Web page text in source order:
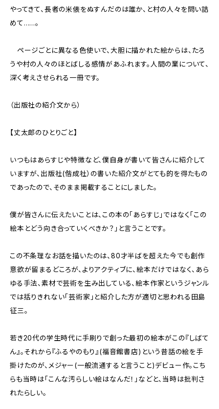
やってきて、長者の米俵をぬすんだのは誰か、と村の人々を問い詰
めて……。
ページごとに異なる色使いで、大胆に描かれた絵からは、たろ
うや村の人々のほとばしる感情があふれます。人間の業について、
深く考えさせられる一冊です。
（出版社の紹介文から）
【丈太郎のひとりごと】
いつもはあらすじや特徴など、僕自身が書いて皆さんに紹介して
いますが、出版社(偕成社）の書いた紹介文がとても的を得たもの
であったので、そのまま掲載することにしました。
僕が皆さんに伝えたいことは、この本の「あらすじ」ではなく「この
絵本とどう向き合っていくべきか？」と言うことです。
この不条理なお話を描いたのは、80才半ばを超えた今でも創作
意欲が留まるどころが、よりアクティブに、絵本だけではなく、あら
ゆる手法、素材で芸術を生み出している、絵本作家というジャンル
では括りきれない「芸術家」と紹介した方が適切と思われる田島
征三。
若き20代の学生時代に手刷りで創った最初の絵本がこの『しばて
ん』。それから『ふるやのもり』(福音館書店)という昔話の絵を手
掛けたのが、メジャー(一般流通すると言うこと)デビュー作。こち
らも当時は「こんな汚らしい絵はなんだ！」などと、当時は批判さ
れたらしい。